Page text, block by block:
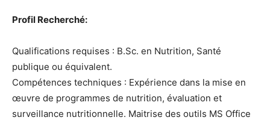
Profil Recherché:
Qualifications requises : B.Sc. en Nutrition, Santé
publique ou équivalent.
Compétences techniques : Expérience dans la mise en
œuvre de programmes de nutrition, évaluation et
surveillance nutritionnelle. Maitrise des outils MS Office